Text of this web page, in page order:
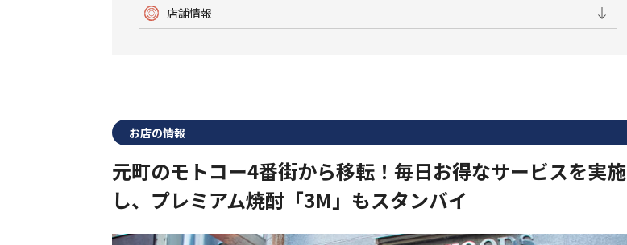
店舗情報
お店の情報
元町のモトコー4番街から移転！毎日お得なサービスを実施
し、プレミアム焼酎「3M」もスタンバイ